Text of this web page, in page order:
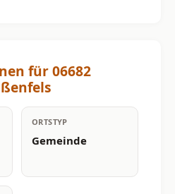
für 06682
ORTSTYP
Gemeinde